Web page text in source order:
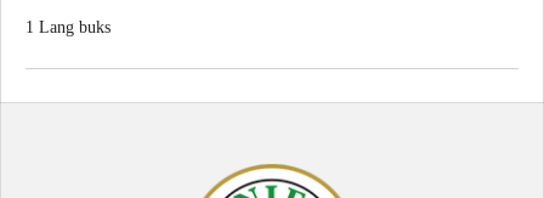
1 Lang buks